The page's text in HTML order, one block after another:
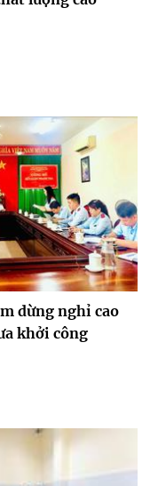
dừng nghỉ cao
khởi công